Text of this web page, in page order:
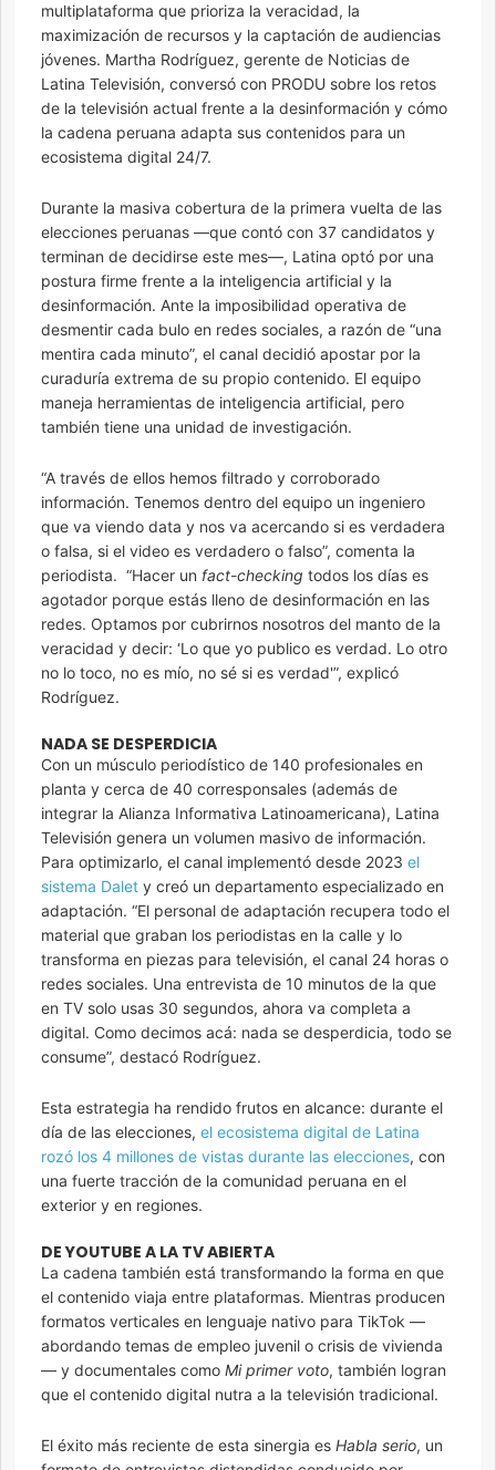
multiplataforma que prioriza la veracidad, la
maximización de recursos y la captación de audiencias
jóvenes. Martha Rodríguez, gerente de Noticias de
Latina Televisión, conversó con PRODU sobre los retos
de la televisión actual frente a la desinformación y cómo
la cadena peruana adapta sus contenidos para un
ecosistema digital 24/7.
Durante la masiva cobertura de la primera vuelta de las
elecciones peruanas —que contó con 37 candidatos y
terminan de decidirse este mes—, Latina optó por una
postura firme frente a la inteligencia artificial y la
desinformación. Ante la imposibilidad operativa de
desmentir cada bulo en redes sociales, a razón de “una
mentira cada minuto”, el canal decidió apostar por la
curaduría extrema de su propio contenido. El equipo
maneja herramientas de inteligencia artificial, pero
también tiene una unidad de investigación.
“A través de ellos hemos filtrado y corroborado
información. Tenemos dentro del equipo un ingeniero
que va viendo data y nos va acercando si es verdadera
o falsa, si el video es verdadero o falso”, comenta la
periodista. “Hacer un fact-checking todos los días es
agotador porque estás lleno de desinformación en las
redes. Optamos por cubrirnos nosotros del manto de la
veracidad y decir: ‘Lo que yo publico es verdad. Lo otro
no lo toco, no es mío, no sé si es verdad'”, explicó
Rodríguez.
NADA SE DESPERDICIA
Con un músculo periodístico de 140 profesionales en
planta y cerca de 40 corresponsales (además de
integrar la Alianza Informativa Latinoamericana), Latina
Televisión genera un volumen masivo de información.
Para optimizarlo, el canal implementó desde 2023 el
sistema Dalet y creó un departamento especializado en
adaptación. “El personal de adaptación recupera todo el
material que graban los periodistas en la calle y lo
transforma en piezas para televisión, el canal 24 horas o
redes sociales. Una entrevista de 10 minutos de la que
en TV solo usas 30 segundos, ahora va completa a
digital. Como decimos acá: nada se desperdicia, todo se
consume”, destacó Rodríguez.
Esta estrategia ha rendido frutos en alcance: durante el
día de las elecciones, el ecosistema digital de Latina
rozó los 4 millones de vistas durante las elecciones, con
una fuerte tracción de la comunidad peruana en el
exterior y en regiones.
DE YOUTUBE A LA TV ABIERTA
La cadena también está transformando la forma en que
el contenido viaja entre plataformas. Mientras producen
formatos verticales en lenguaje nativo para TikTok —
abordando temas de empleo juvenil o crisis de vivienda
— y documentales como Mi primer voto, también logran
que el contenido digital nutra a la televisión tradicional.
El éxito más reciente de esta sinergia es Habla serio, un